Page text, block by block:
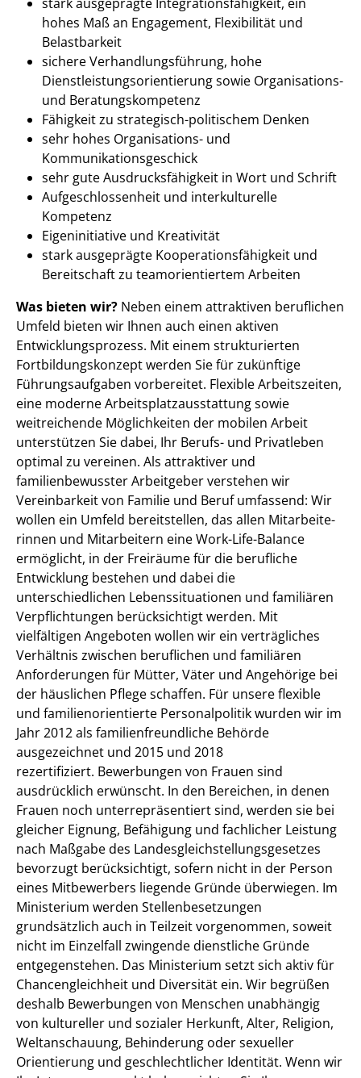
hohes Maß an Engagement, Flexibilität und
Belastbarkeit
sichere Verhandlungsführung, hohe
Dienstleistungsorientierung sowie Organisations-
und Beratungskompetenz
Fähigkeit zu strategisch-politischem Denken
sehr hohes Organisations- und
Kommunikationsgeschick
sehr gute Ausdrucksfähigkeit in Wort und Schrift
Aufgeschlossenheit und interkulturelle
Kompetenz
Eigeninitiative und Kreativität
stark ausgeprägte Kooperationsfähigkeit und
Bereitschaft zu teamorientiertem Arbeiten
Was bieten wir? Neben einem attraktiven beruflichen
Umfeld bieten wir Ihnen auch einen aktiven
Entwicklungsprozess. Mit einem strukturierten
Fortbildungskonzept werden Sie für zukünftige
Führungsaufgaben vorbereitet. Flexible Arbeitszeiten,
eine moderne Arbeitsplatzausstattung sowie
weitreichende Möglichkeiten der mobilen Arbeit
unterstützen Sie dabei, Ihr Berufs- und Privatleben
optimal zu vereinen. Als attraktiver und
familienbewusster Arbeitgeber verstehen wir
Vereinbarkeit von Familie und Beruf umfassend: Wir
wollen ein Umfeld bereitstellen, das allen Mitarbeite-
rinnen und Mitarbeitern eine Work-Life-Balance
ermöglicht, in der Freiräume für die berufliche
Entwicklung bestehen und dabei die
unterschiedlichen Lebenssituationen und familiären
Verpflichtungen berücksichtigt werden. Mit
vielfältigen Angeboten wollen wir ein verträgliches
Verhältnis zwischen beruflichen und familiären
Anforderungen für Mütter, Väter und Angehörige bei
der häuslichen Pflege schaffen. Für unsere flexible
und familienorientierte Personalpolitik wurden wir im
Jahr 2012 als familienfreundliche Behörde
ausgezeichnet und 2015 und 2018
rezertifiziert. Bewerbungen von Frauen sind
ausdrücklich erwünscht. In den Bereichen, in denen
Frauen noch unterrepräsentiert sind, werden sie bei
gleicher Eignung, Befähigung und fachlicher Leistung
nach Maßgabe des Landesgleichstellungsgesetzes
bevorzugt berücksichtigt, sofern nicht in der Person
eines Mitbewerbers liegende Gründe überwiegen. Im
Ministerium werden Stellenbesetzungen
grundsätzlich auch in Teilzeit vorgenommen, soweit
nicht im Einzelfall zwingende dienstliche Gründe
entgegenstehen. Das Ministerium setzt sich aktiv für
Chancengleichheit und Diversität ein. Wir begrüßen
deshalb Bewerbungen von Menschen unabhängig
von kultureller und sozialer Herkunft, Alter, Religion,
Weltanschauung, Behinderung oder sexueller
Orientierung und geschlechtlicher Identität. Wenn wir